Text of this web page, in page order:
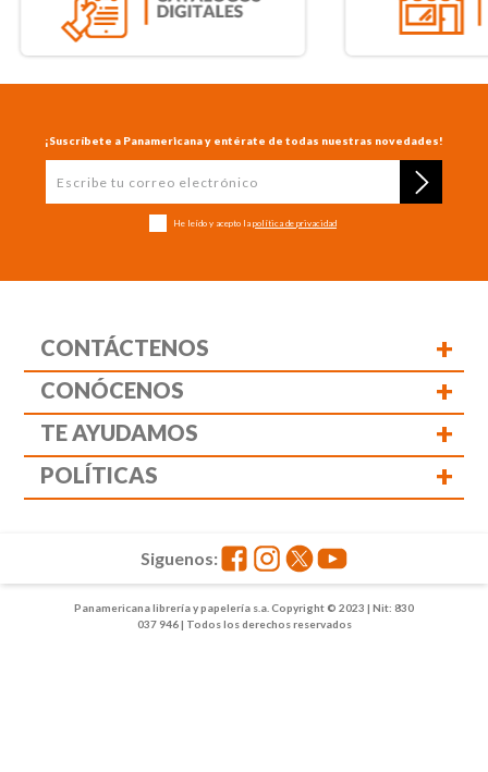
¡Suscríbete a Panamericana y entérate de todas nuestras novedades!
He leído y acepto la política de privacidad
CONTÁCTENOS +
CONÓCENOS +
TE AYUDAMOS +
POLÍTICAS +
Panamericana librería y papelería s.a. Copyright © 2023 | Nit: 830
037 946 | Todos los derechos reservados
Siguenos: